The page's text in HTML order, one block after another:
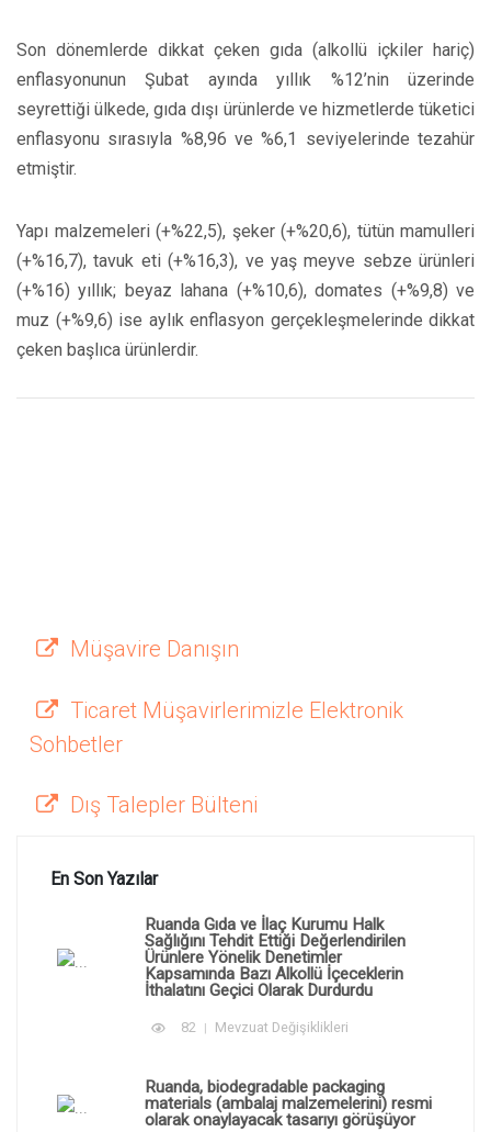
Son dönemlerde dikkat çeken gıda (alkollü içkiler hariç)
enflasyonunun Şubat ayında yıllık %12’nin üzerinde
seyrettiği ülkede, gıda dışı ürünlerde ve hizmetlerde tüketici
enflasyonu sırasıyla %8,96 ve %6,1 seviyelerinde tezahür
etmiştir.
Yapı malzemeleri (+%22,5), şeker (+%20,6), tütün mamulleri
(+%16,7), tavuk eti (+%16,3), ve yaş meyve sebze ürünleri
(+%16) yıllık; beyaz lahana (+%10,6), domates (+%9,8) ve
muz (+%9,6) ise aylık enflasyon gerçekleşmelerinde dikkat
çeken başlıca ürünlerdir.
Müşavire Danışın
Ticaret Müşavirlerimizle Elektronik
Sohbetler
Dış Talepler Bülteni
En Son Yazılar
Ruanda Gıda ve İlaç Kurumu Halk
Sağlığını Tehdit Ettiği Değerlendirilen
Ürünlere Yönelik Denetimler
Kapsamında Bazı Alkollü İçeceklerin
İthalatını Geçici Olarak Durdurdu
82 Mevzuat Değişiklikleri
Ruanda, biodegradable packaging
materials (ambalaj malzemelerini) resmi
olarak onaylayacak tasarıyı görüşüyor